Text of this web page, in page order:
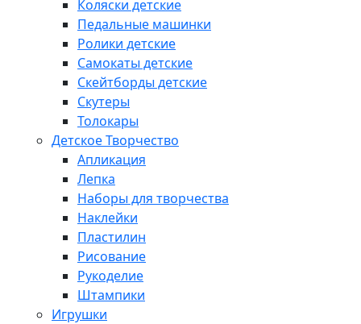
Коляски детские
Педальные машинки
Ролики детские
Самокаты детские
Скейтборды детские
Скутеры
Толокары
Детское Творчество
Апликация
Лепка
Наборы для творчества
Наклейки
Пластилин
Рисование
Рукоделие
Штампики
Игрушки